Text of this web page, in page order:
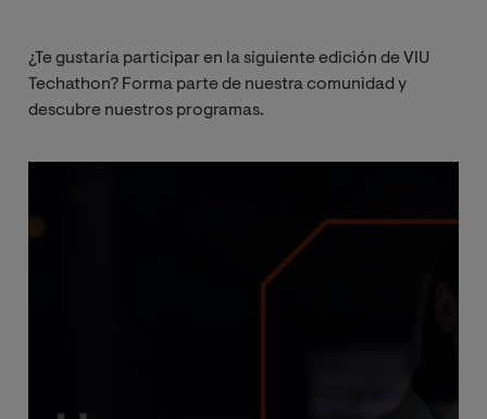
¿Te gustaría participar en la siguiente edición de VIU
Techathon? Forma parte de nuestra comunidad y
descubre nuestros programas.